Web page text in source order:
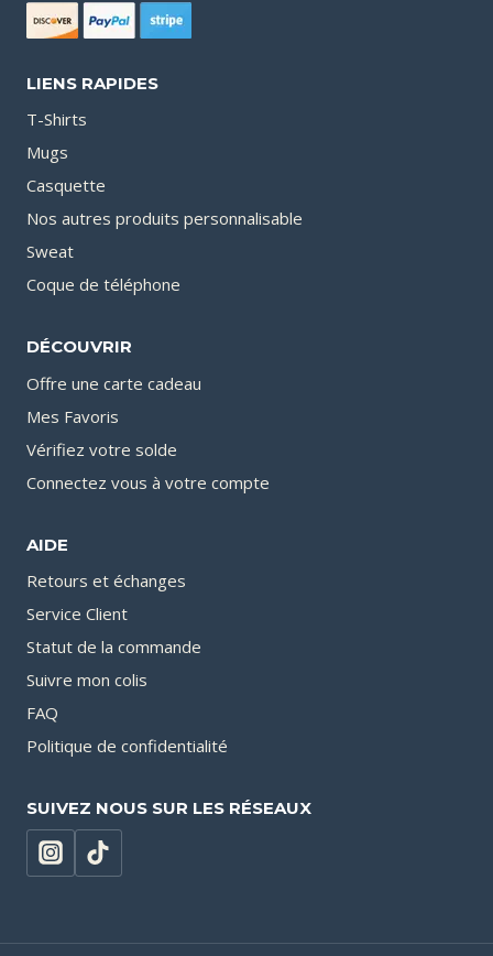
LIENS RAPIDES
T-Shirts
Mugs
Casquette
Nos autres produits personnalisable
Sweat
Coque de téléphone
DÉCOUVRIR
Offre une carte cadeau
Mes Favoris
Vérifiez votre solde
Connectez vous à votre compte
AIDE
Retours et échanges
Service Client
Statut de la commande
Suivre mon colis
FAQ
Politique de confidentialité
SUIVEZ NOUS SUR LES RÉSEAUX